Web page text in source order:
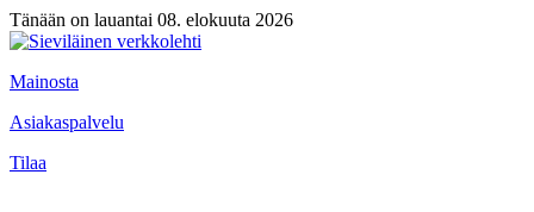
Tänään on lauantai 08. elokuuta 2026
Mainosta
Asiakaspalvelu
Tilaa